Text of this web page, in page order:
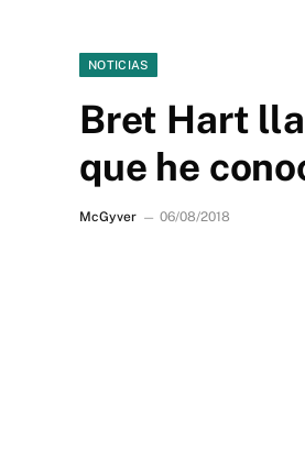
NOTICIAS
Bret Hart
que he
McGyver 06/08/2018